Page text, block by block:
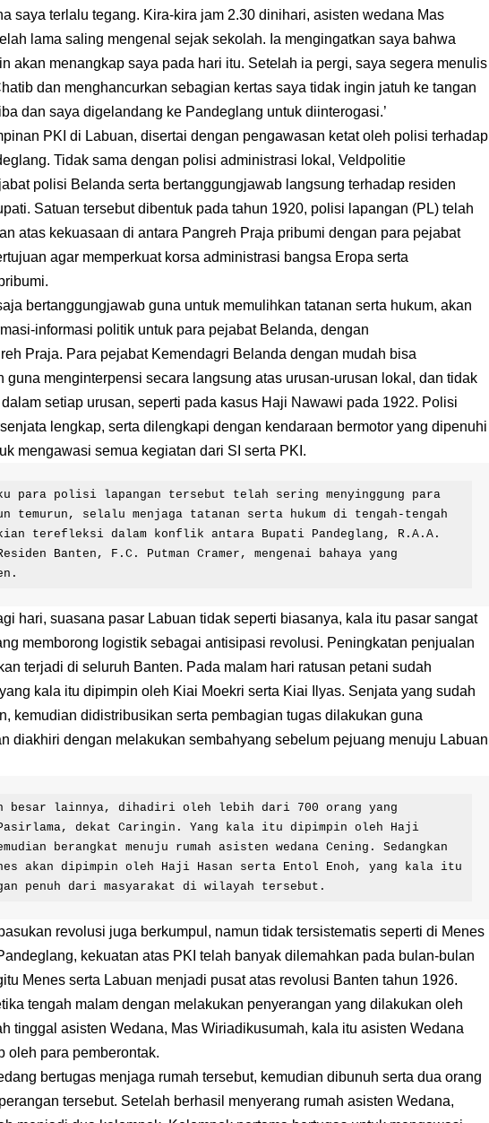
saya terlalu tegang. Kira-kira jam 2.30 dinihari, asisten wedana Mas
lama saling mengenal sejak sekolah. Ia mengingatkan saya bahwa
akan menangkap saya pada hari itu. Setelah ia pergi, saya segera menulis
dan menghancurkan sebagian kertas saya tidak ingin jatuh ke tangan
dan saya digelandang ke Pandeglang untuk diinterogasi.’
PKI di Labuan, disertai dengan pengawasan ketat oleh polisi terhadap
Tidak sama dengan polisi administrasi lokal, Veldpolitie
polisi Belanda serta bertanggungjawab langsung terhadap residen
Satuan tersebut dibentuk pada tahun 1920, polisi lapangan (PL) telah
atas kekuasaan di antara Pangreh Praja pribumi dengan para pejabat
agar memperkuat korsa administrasi bangsa Eropa serta
bertanggungjawab guna untuk memulihkan tatanan serta hukum, akan
informasi politik untuk para pejabat Belanda, dengan
Praja. Para pejabat Kemendagri Belanda dengan mudah bisa
guna menginterpensi secara langsung atas urusan-urusan lokal, dan tidak
setiap urusan, seperti pada kasus Haji Nawawi pada 1922. Polisi
lengkap, serta dilengkapi dengan kendaraan bermotor yang dipenuhi
mengawasi semua kegiatan dari SI serta PKI.
para polisi lapangan tersebut telah sering menyinggung para
temurun, selalu menjaga tatanan serta hukum di tengah-tengah
terefleksi dalam konflik antara Bupati Pandeglang, R.A.A.
Banten, F.C. Putman Cramer, mengenai bahaya yang
hari, suasana pasar Labuan tidak seperti biasanya, kala itu pasar sangat
memborong logistik sebagai antisipasi revolusi. Peningkatan penjualan
terjadi di seluruh Banten. Pada malam hari ratusan petani sudah
kala itu dipimpin oleh Kiai Moekri serta Kiai Ilyas. Senjata yang sudah
kemudian didistribusikan serta pembagian tugas dilakukan guna
diakhiri dengan melakukan sembahyang sebelum pejuang menuju Labuan
besar lainnya, dihadiri oleh lebih dari 700 orang yang
Pasirlama, dekat Caringin. Yang kala itu dipimpin oleh Haji
berangkat menuju rumah asisten wedana Cening. Sedangkan
akan dipimpin oleh Haji Hasan serta Entol Enoh, yang kala itu
penuh dari masyarakat di wilayah tersebut.
revolusi juga berkumpul, namun tidak tersistematis seperti di Menes
kekuatan atas PKI telah banyak dilemahkan pada bulan-bulan
Menes serta Labuan menjadi pusat atas revolusi Banten tahun 1926.
tengah malam dengan melakukan penyerangan yang dilakukan oleh
tinggal asisten Wedana, Mas Wiriadikusumah, kala itu asisten Wedana
oleh para pemberontak.
bertugas menjaga rumah tersebut, kemudian dibunuh serta dua orang
tersebut. Setelah berhasil menyerang rumah asisten Wedana,